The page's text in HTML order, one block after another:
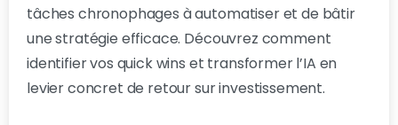
tâches chronophages à automatiser et de bâtir
une stratégie efficace. Découvrez comment
identifier vos quick wins et transformer l’IA en
levier concret de retour sur investissement.